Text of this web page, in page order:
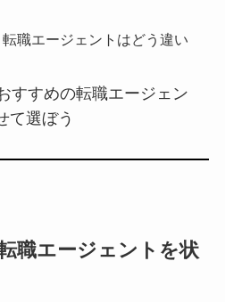
職エージェントはどう違い
すすめの転職エージェン
て選ぼう
職エージェントを状